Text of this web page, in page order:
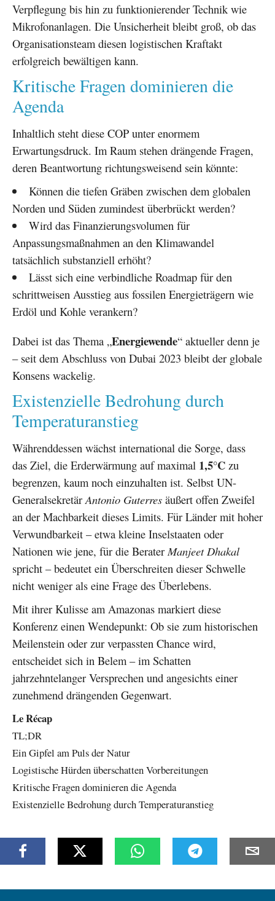
Verpflegung bis hin zu funktionierender Technik wie
Mikrofonanlagen. Die Unsicherheit bleibt groß, ob das
Organisationsteam diesen logistischen Kraftakt
erfolgreich bewältigen kann.
Kritische Fragen dominieren die
Agenda
Inhaltlich steht diese COP unter enormem
Erwartungsdruck. Im Raum stehen drängende Fragen,
deren Beantwortung richtungsweisend sein könnte:
Können die tiefen Gräben zwischen dem globalen
Norden und Süden zumindest überbrückt werden?
Wird das Finanzierungsvolumen für
Anpassungsmaßnahmen an den Klimawandel
tatsächlich substanziell erhöht?
Lässt sich eine verbindliche Roadmap für den
schrittweisen Ausstieg aus fossilen Energieträgern wie
Erdöl und Kohle verankern?
Dabei ist das Thema „Energiewende“ aktueller denn je
– seit dem Abschluss von Dubai 2023 bleibt der globale
Konsens wackelig.
Existenzielle Bedrohung durch
Temperaturanstieg
Währenddessen wächst international die Sorge, dass
das Ziel, die Erderwärmung auf maximal 1,5°C zu
begrenzen, kaum noch einzuhalten ist. Selbst UN-
Generalsekretär Antonio Guterres äußert offen Zweifel
an der Machbarkeit dieses Limits. Für Länder mit hoher
Verwundbarkeit – etwa kleine Inselstaaten oder
Nationen wie jene, für die Berater Manjeet Dhakal
spricht – bedeutet ein Überschreiten dieser Schwelle
nicht weniger als eine Frage des Überlebens.
Mit ihrer Kulisse am Amazonas markiert diese
Konferenz einen Wendepunkt: Ob sie zum historischen
Meilenstein oder zur verpassten Chance wird,
entscheidet sich in Belem – im Schatten
jahrzehntelanger Versprechen und angesichts einer
zunehmend drängenden Gegenwart.
Le Récap
TL;DR
Ein Gipfel am Puls der Natur
Logistische Hürden überschatten Vorbereitungen
Kritische Fragen dominieren die Agenda
Existenzielle Bedrohung durch Temperaturanstieg